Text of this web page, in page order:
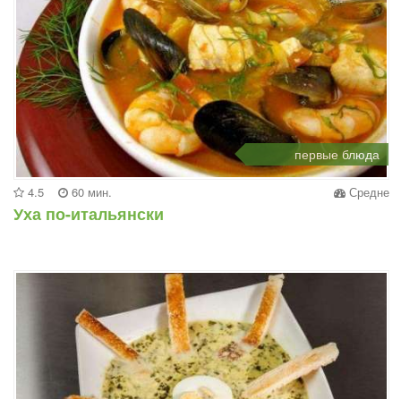
первые блюда
4.5 60 мин. Средне
Уха по-итальянски